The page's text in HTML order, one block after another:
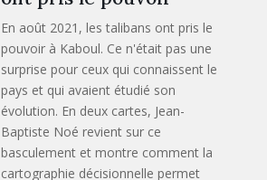
En août 2021, les talibans ont pris le
pouvoir à Kaboul. Ce n'était pas une
surprise pour ceux qui connaissent le
pays et qui avaient étudié son
évolution. En deux cartes, Jean-
Baptiste Noé revient sur ce
basculement et montre comment la
cartographie décisionnelle permet